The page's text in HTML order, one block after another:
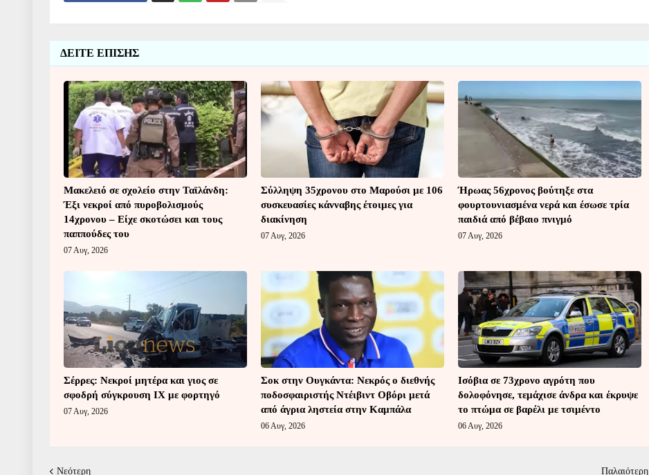
ΔΕΙΤΕ ΕΠΙΣΗΣ
Μακελειό σε σχολείο στην Ταϊλάνδη:
Έξι νεκροί από πυροβολισμούς
14χρονου – Είχε σκοτώσει και τους
παππούδες του
07 Αυγ, 2026
Σύλληψη 35χρονου στο Μαρούσι με 106
συσκευασίες κάνναβης έτοιμες για
διακίνηση
07 Αυγ, 2026
Ήρωας 56χρονος βούτηξε στα
φουρτουνιασμένα νερά και έσωσε τρία
παιδιά από βέβαιο πνιγμό
07 Αυγ, 2026
Σέρρες: Νεκροί μητέρα και γιος σε
σφοδρή σύγκρουση ΙΧ με φορτηγό
07 Αυγ, 2026
Σοκ στην Ουγκάντα: Νεκρός ο διεθνής
ποδοσφαιριστής Ντέιβιντ Οβόρι μετά
από άγρια ληστεία στην Καμπάλα
06 Αυγ, 2026
Ισόβια σε 73χρονο αγρότη που
δολοφόνησε, τεμάχισε άνδρα και έκρυψε
το πτώμα σε βαρέλι με τσιμέντο
06 Αυγ, 2026
Νεότερη Παλαιότερη